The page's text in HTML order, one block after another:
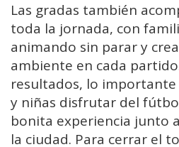
Las gradas también
toda la jornada, con
animando sin parar y
ambiente en cada
resultados, lo importante
y niñas disfrutar del
bonita experiencia junto
la ciudad. Para cerrar el